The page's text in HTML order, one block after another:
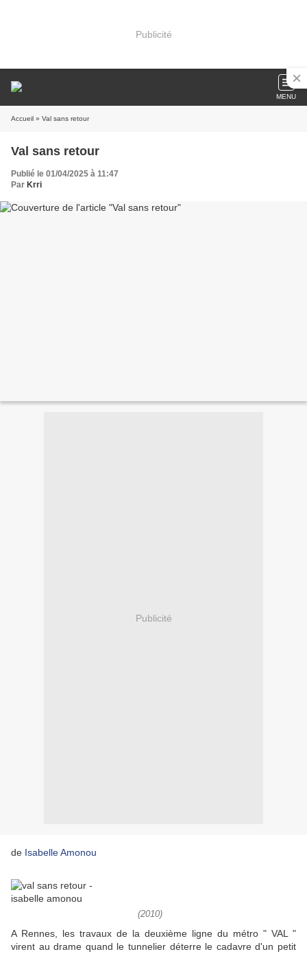
Publicité
MENU
Accueil » Val sans retour
Val sans retour
Publié le 01/04/2025 à 11:47
Par Krri
Publicité
de Isabelle Amonou
(2010)
A Rennes, les travaux de la deuxième ligne du métro " VAL "
virent au drame quand le tunnelier déterre le cadavre d'un petit